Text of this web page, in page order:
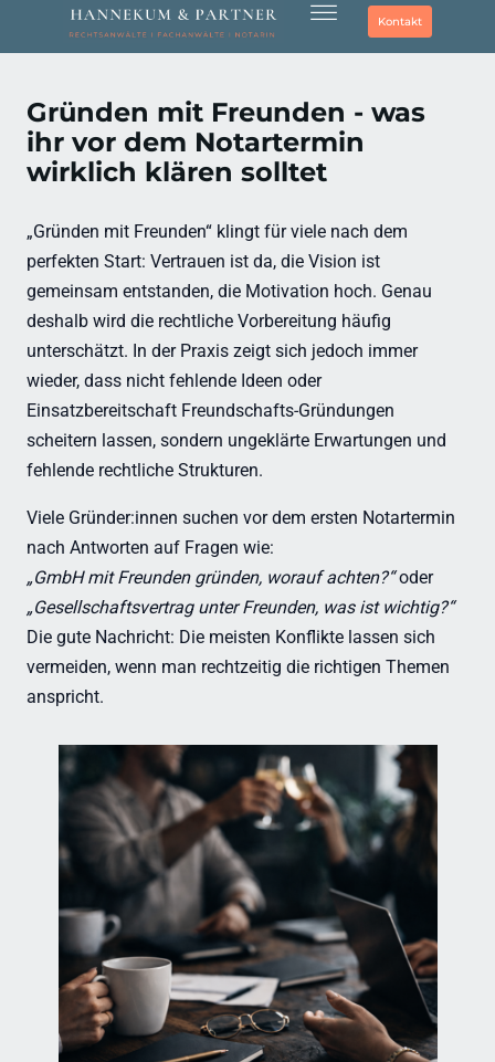
Kontakt
Gründen mit Freunden - was
ihr vor dem Notartermin
wirklich klären solltet
„Gründen mit Freunden“ klingt für viele nach dem
perfekten Start: Vertrauen ist da, die Vision ist
gemeinsam entstanden, die Motivation hoch. Genau
deshalb wird die rechtliche Vorbereitung häufig
unterschätzt. In der Praxis zeigt sich jedoch immer
wieder, dass nicht fehlende Ideen oder
Einsatzbereitschaft Freundschafts-Gründungen
scheitern lassen, sondern ungeklärte Erwartungen und
fehlende rechtliche Strukturen.
Viele Gründer:innen suchen vor dem ersten Notartermin
nach Antworten auf Fragen wie:
„GmbH mit Freunden gründen, worauf achten?“oder
„Gesellschaftsvertrag unter Freunden, was ist wichtig?“
Die gute Nachricht: Die meisten Konflikte lassen sich
vermeiden, wenn man rechtzeitig die richtigen Themen
anspricht.